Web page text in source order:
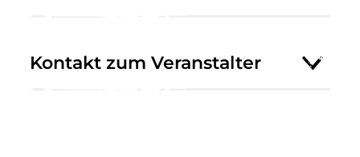
Kontakt zum Veranstalter